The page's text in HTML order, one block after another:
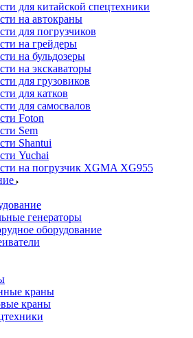
для китайской спецтехники
на автокраны
для погрузчиков
на грейдеры
на бульдозеры
на экскаваторы
для грузовиков
для катков
для самосвалов
Foton
Sem
Shantui
Yuchai
на погрузчик XGMA XG955
генераторы
оборудование
краны
краны